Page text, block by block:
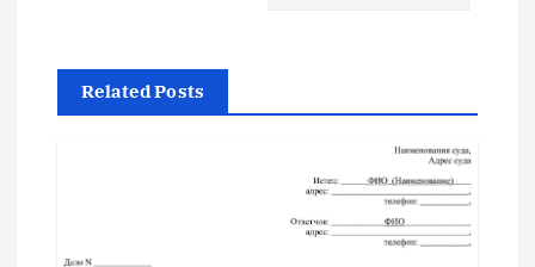
а
ц
Related Posts